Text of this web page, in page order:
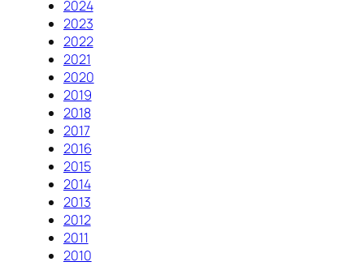
2024
2023
2022
2021
2020
2019
2018
2017
2016
2015
2014
2013
2012
2011
2010